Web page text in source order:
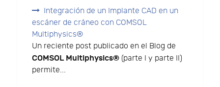
Integración de un Implante CAD en un
escáner de cráneo con COMSOL
Multiphysics®
Un reciente post publicado en el Blog de
COMSOL Multiphysics® (parte I y parte II)
permite...